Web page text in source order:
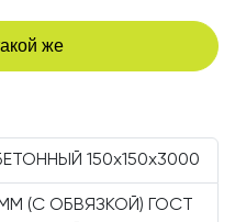
же
150х150х3000
ММ (С ОБВЯЗКОЙ) ГОСТ